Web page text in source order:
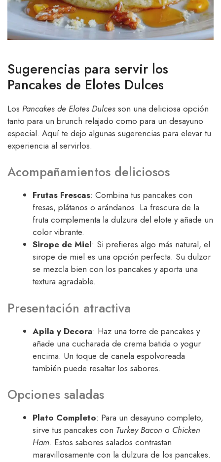
Sugerencias para servir los
Pancakes de Elotes Dulces
Los Pancakes de Elotes Dulces son una deliciosa opción
tanto para un brunch relajado como para un desayuno
especial. Aquí te dejo algunas sugerencias para elevar tu
experiencia al servirlos.
Acompañamientos deliciosos
Frutas Frescas: Combina tus pancakes con
fresas, plátanos o arándanos. La frescura de la
fruta complementa la dulzura del elote y añade un
color vibrante.
Sirope de Miel: Si prefieres algo más natural, el
sirope de miel es una opción perfecta. Su dulzor
se mezcla bien con los pancakes y aporta una
textura agradable.
Presentación atractiva
Apila y Decora: Haz una torre de pancakes y
añade una cucharada de crema batida o yogur
encima. Un toque de canela espolvoreada
también puede resaltar los sabores.
Opciones saladas
Plato Completo: Para un desayuno completo,
sirve tus pancakes con Turkey Bacon o Chicken
Ham. Estos sabores salados contrastan
maravillosamente con la dulzura de los pancakes.